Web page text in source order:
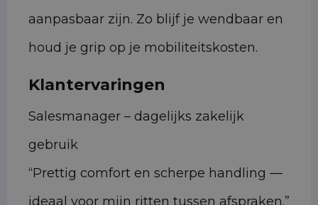
aanpasbaar zijn. Zo blijf je wendbaar en
houd je grip op je mobiliteitskosten.
Klantervaringen
Salesmanager – dagelijks zakelijk
gebruik
“Prettig comfort en scherpe handling —
ideaal voor mijn ritten tussen afspraken.”